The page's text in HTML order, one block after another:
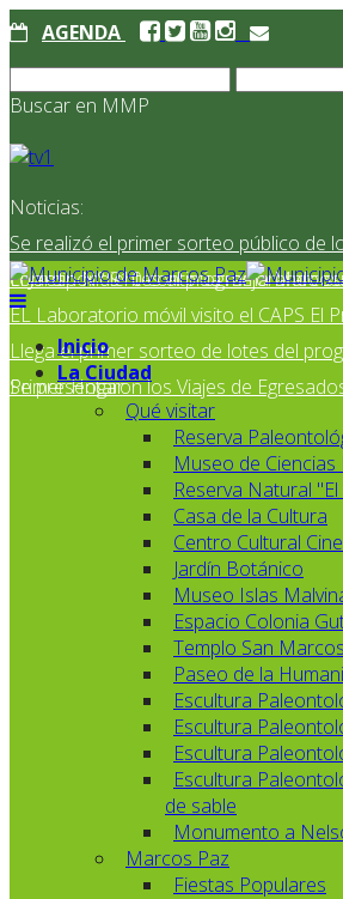
AGENDA
Buscar en MMP
Noticias:
Se realizó el primer sorteo público de
correspondientes al programa
El Jardín N° 910 continúa mejorando
EL Laboratorio móvil visito el CAPS El
Llega el primer sorteo de lotes del
Primer Hogar
Se presentaron los Viajes de
Inicio
La Ciudad
Qué visitar
Reserva
Museo de
Reserva Natural
Casa de la Cultura
Centro Cultural
Jardín Botánico
Museo Islas
Espacio Colonia
Templo San
Paseo de la
Escultura
Escultura
Escultura
Escultura
de sable
Monumento a
Marcos Paz
Fiestas Populares